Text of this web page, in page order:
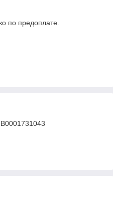
по предоплате.